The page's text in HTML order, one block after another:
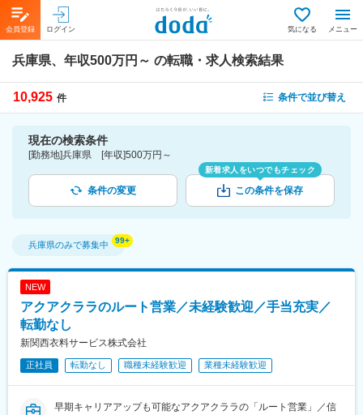
会員登録 ログイン 気になる メニュー
兵庫県、年収500万円～ の転職・求人検索結果
10,925 件 条件で並び替え
現在の検索条件
[勤務地]兵庫県 [年収]500万円～
条件の変更
新着求人をいつでもチェック
この条件を保存
兵庫県のみで募集中
NEW
アクアクララのルート営業／未経験歓迎／手当充実／
転勤なし
新関西衣料サービス株式会社
正社員 転勤なし 職種未経験歓迎 業種未経験歓迎
早期キャリアアップも可能なアクアクララの「ルート営業」／信